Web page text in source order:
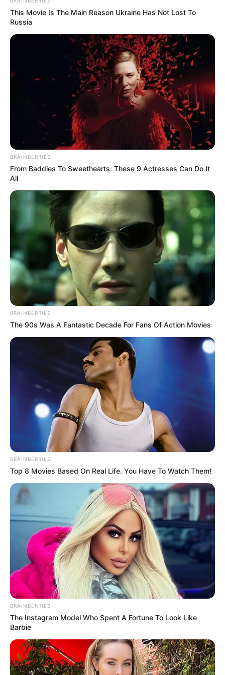
ΣΟΚ: Γυναίκα έπεσε από την υψηλή γέφυρα
Χαλκίδας
Εύβοια: Θλίψη για γνωστό επαγγελματία που
έφυγε ξαφνικά από την ζωή
Εύβοια: Θλίψη για γνωστό επαγγελματία που
έφυγε από την ζωή
Ακολουθήστε το evianews.com στοGoogle
News
ΤΑ ΠΙΟ ΔΗΜΟΦΙΛΗ
This Movie Is The Main Reason Ukraine Has Not Lost To
Russia
BRAINBERRIES
From Baddies To Sweethearts: These 9 Actresses Can Do It
All
BRAINBERRIES
The 90s Was A Fantastic Decade For Fans Of Action Movies
BRAINBERRIES
Top 8 Movies Based On Real Life. You Have To Watch Them!
BRAINBERRIES
The Instagram Model Who Spent A Fortune To Look Like
Barbie